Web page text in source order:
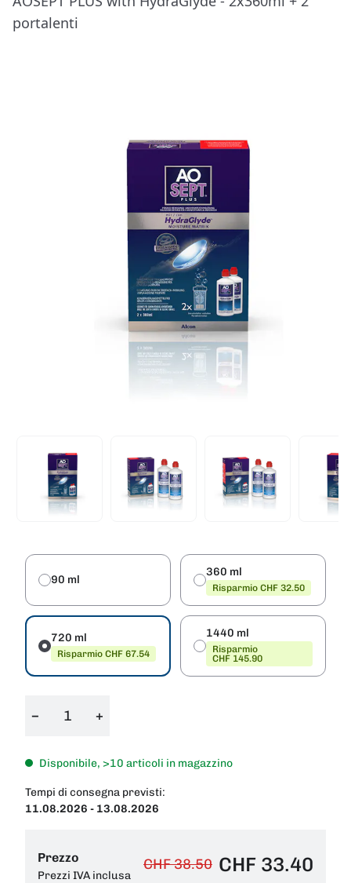
portalenti
90 ml
360 ml
Risparmio CHF 32.50
720 ml
Risparmio CHF 67.54
1440 ml
Risparmio
CHF 145.90
− +
Disponibile, >10 articoli in magazzino
Tempi di consegna previsti:
11.08.2026 - 13.08.2026
Prezzo
Prezzi IVA inclusa
CHF 38.50 CHF 33.40